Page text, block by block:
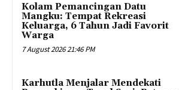
Kolam Pemancingan Datu
Mangku: Tempat Rekreasi
Keluarga, 6 Tahun Jadi Favorit
Warga
7 August 2026 21:46 PM
Karhutla Menjalar Mendekati